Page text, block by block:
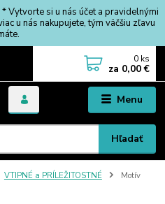
* Vytvorte si u nás účet a pravidelnými
u nás nakupujete, tým väčšiu zľavu
Menu
Hľadať
0 ks
za 0,00 €
VTIPNÉ a PRÍLEŽITOSTNÉ
Motív